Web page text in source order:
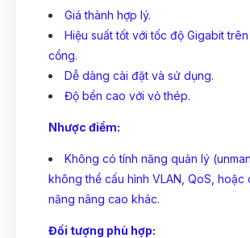
Giá thành hợp lý.
Hiệu suất tốt với tốc độ Gigabit
cổng.
Dễ dàng cài đặt và sử dụng.
Độ bền cao với vỏ thép.
Nhược điểm:
Không có tính năng quản lý
không thể cấu hình VLAN, QoS, hoặc
năng nâng cao khác.
Đối tượng phù hợp: